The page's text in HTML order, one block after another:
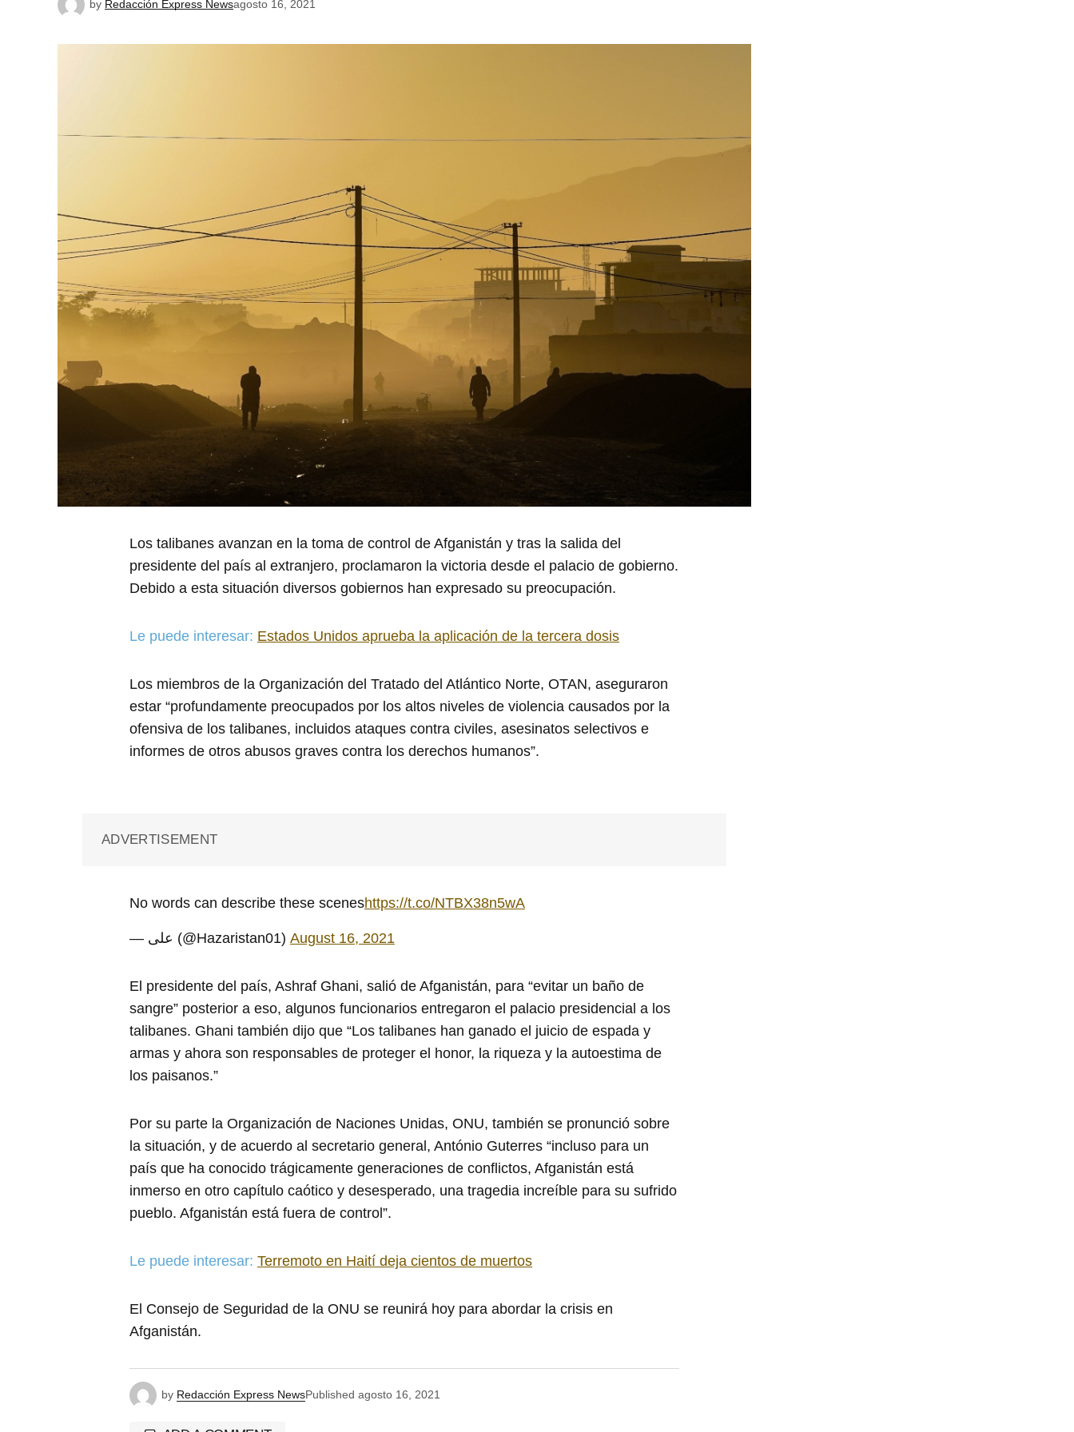
by Redacción Express Newsagosto 16, 2021
Los talibanes avanzan en la toma de control de Afganistán y tras la salida del
presidente del país al extranjero, proclamaron la victoria desde el palacio de gobierno.
Debido a esta situación diversos gobiernos han expresado su preocupación.
Le puede interesar: Estados Unidos aprueba la aplicación de la tercera dosis
Los miembros de la Organización del Tratado del Atlántico Norte, OTAN, aseguraron
estar “profundamente preocupados por los altos niveles de violencia causados ​​por la
ofensiva de los talibanes, incluidos ataques contra civiles, asesinatos selectivos e
informes de otros abusos graves contra los derechos humanos”.
ADVERTISEMENT
No words can describe these sceneshttps://t.co/NTBX38n5wA
— علی (@Hazaristan01) August 16, 2021
El presidente del país, Ashraf Ghani, salió de Afganistán, para “evitar un baño de
sangre” posterior a eso, algunos funcionarios entregaron el palacio presidencial a los
talibanes. Ghani también dijo que “Los talibanes han ganado el juicio de espada y
armas y ahora son responsables de proteger el honor, la riqueza y la autoestima de
los paisanos.”
Por su parte la Organización de Naciones Unidas, ONU, también se pronunció sobre
la situación, y de acuerdo al secretario general, António Guterres “incluso para un
país que ha conocido trágicamente generaciones de conflictos, Afganistán está
inmerso en otro capítulo caótico y desesperado, una tragedia increíble para su sufrido
pueblo. Afganistán está fuera de control”.
Le puede interesar: Terremoto en Haití deja cientos de muertos
El Consejo de Seguridad de la ONU se reunirá hoy para abordar la crisis en
Afganistán.
by Redacción Express NewsPublished agosto 16, 2021